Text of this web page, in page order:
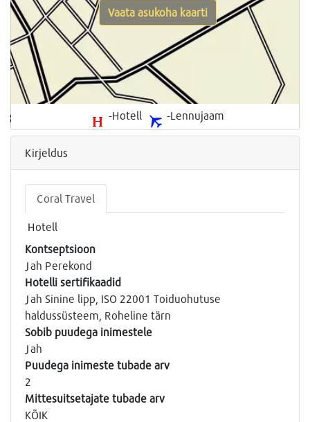
-Hotell -Lennujaam
Vaata asukoha kaarti
Kirjeldus
Coral Travel
Hotell
Kontseptsioon
Jah Perekond
Hotelli sertifikaadid
Jah Sinine lipp, ISO 22001 Toiduohutuse
haldussüsteem, Roheline tärn
Sobib puudega inimestele
Jah
Puudega inimeste tubade arv
2
Mittesuitsetajate tubade arv
KÕIK